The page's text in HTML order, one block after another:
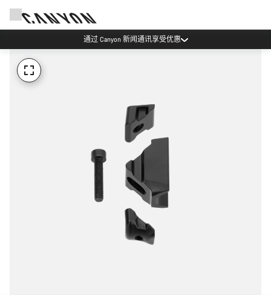
通过 Canyon 新闻通讯享受优惠